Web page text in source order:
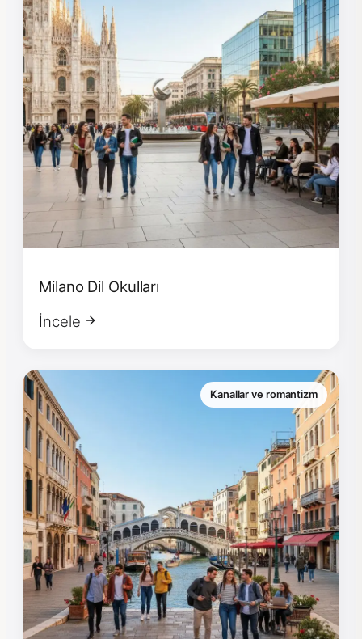
Milano Dil Okulları
İncele
Kanallar ve romantizm